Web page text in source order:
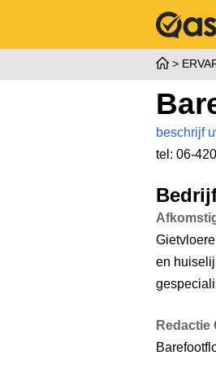
beschrijf
tel: 06-
en
Redactie